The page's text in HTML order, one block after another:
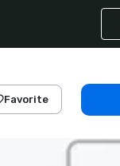
Favorite